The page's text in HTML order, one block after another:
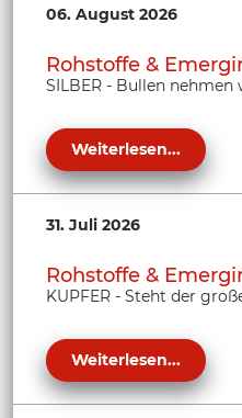
06. August 2026
Rohstoffe &
SILBER - Bullen nehmen
Weiterlesen...
31. Juli 2026
Rohstoffe &
KUPFER - Steht der
Weiterlesen...